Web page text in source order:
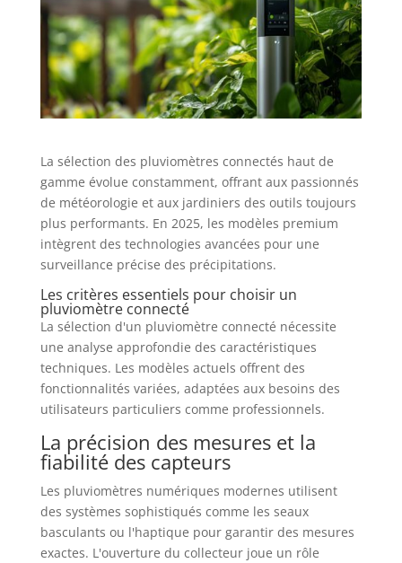
La sélection des pluviomètres connectés haut de
gamme évolue constamment, offrant aux passionnés
de météorologie et aux jardiniers des outils toujours
plus performants. En 2025, les modèles premium
intègrent des technologies avancées pour une
surveillance précise des précipitations.
Les critères essentiels pour choisir un
pluviomètre connecté
La sélection d'un pluviomètre connecté nécessite
une analyse approfondie des caractéristiques
techniques. Les modèles actuels offrent des
fonctionnalités variées, adaptées aux besoins des
utilisateurs particuliers comme professionnels.
La précision des mesures et la
fiabilité des capteurs
Les pluviomètres numériques modernes utilisent
des systèmes sophistiqués comme les seaux
basculants ou l'haptique pour garantir des mesures
exactes. L'ouverture du collecteur joue un rôle